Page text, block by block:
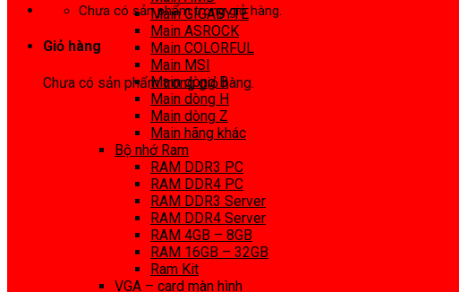
Chưa có sản phẩm trong giỏ hàng.
Giỏ hàng
Chưa có sản phẩm trong giỏ hàng.
Main GIGABYTE
Main ASROCK
Main COLORFUL
Main MSI
Main dòng B
Main dòng H
Main dòng Z
Main hãng khác
Bộ nhớ Ram
RAM DDR3 PC
RAM DDR4 PC
RAM DDR3 Server
RAM DDR4 Server
RAM 4GB – 8GB
RAM 16GB – 32GB
Ram Kit
VGA – card màn hình